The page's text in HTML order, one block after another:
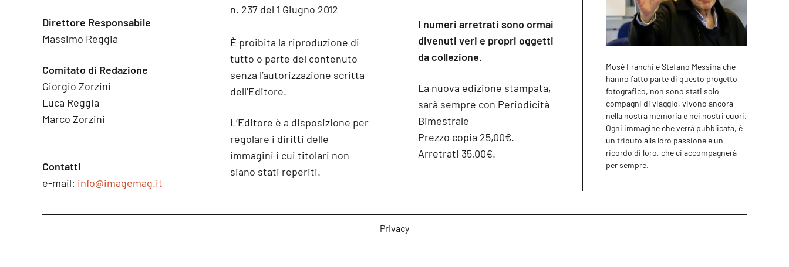
Direttore Responsabile
Massimo Reggia
Comitato di Redazione
Giorgio Zorzini
Luca Reggia
Marco Zorzini
Contatti
e-mail: info@imagemag.it
n. 237 del 1 Giugno 2012
È proibita la riproduzione di
tutto o parte del contenuto
senza l’autorizzazione scritta
dell’Editore.
L’Editore è a disposizione per
regolare i diritti delle
immagini i cui titolari non
siano stati reperiti.
I numeri arretrati sono ormai
divenuti veri e propri oggetti
da collezione.
La nuova edizione stampata,
sarà sempre con Periodicità
Bimestrale
Prezzo copia 25,00€.
Arretrati 35,00€.
Mosè Franchi e Stefano Messina che
hanno fatto parte di questo progetto
fotografico, non sono stati solo
compagni di viaggio, vivono ancora
nella nostra memoria e nei nostri cuori.
Ogni immagine che verrà pubblicata, è
un tributo alla loro passione e un
ricordo di loro, che ci accompagnerà
per sempre.
Privacy